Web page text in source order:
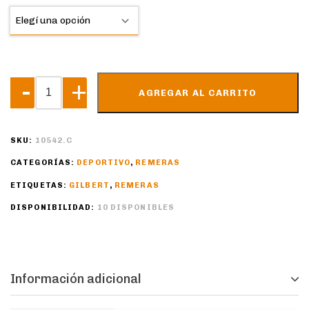
AGREGAR AL CARRITO
SKU: 10542.C
CATEGORÍAS: DEPORTIVO, REMERAS
ETIQUETAS: GILBERT , REMERAS
DISPONIBILIDAD: 10 DISPONIBLES
Información adicional